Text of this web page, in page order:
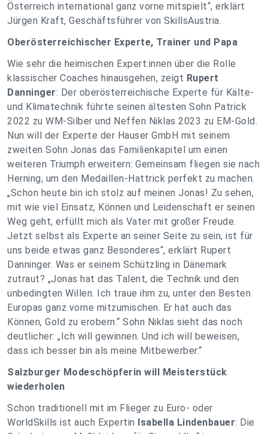
Österreich international ganz vorne mitspielt“, erklärt
Jürgen Kraft, Geschäftsführer von SkillsAustria.
Oberösterreichischer Experte, Trainer und Papa
Wie sehr die heimischen Expert:innen über die Rolle
klassischer Coaches hinausgehen, zeigt Rupert
Danninger: Der oberösterreichische Experte für Kälte-
und Klimatechnik führte seinen ältesten Sohn Patrick
2022 zu WM-Silber und Neffen Niklas 2023 zu EM-Gold.
Nun will der Experte der Hauser GmbH mit seinem
zweiten Sohn Jonas das Familienkapitel um einen
weiteren Triumph erweitern: Gemeinsam fliegen sie nach
Herning, um den Medaillen-Hattrick perfekt zu machen.
„Schon heute bin ich stolz auf meinen Jonas! Zu sehen,
mit wie viel Einsatz, Können und Leidenschaft er seinen
Weg geht, erfüllt mich als Vater mit großer Freude.
Jetzt selbst als Experte an seiner Seite zu sein, ist für
uns beide etwas ganz Besonderes“, erklärt Rupert
Danninger. Was er seinem Schützling in Dänemark
zutraut? „Jonas hat das Talent, die Technik und den
unbedingten Willen. Ich traue ihm zu, unter den Besten
Europas ganz vorne mitzumischen. Er hat auch das
Können, Gold zu erobern.“ Sohn Niklas sieht das noch
deutlicher: „Ich will gewinnen. Und ich will beweisen,
dass ich besser bin als meine Mitbewerber.“
Salzburger Modeschöpferin will Meisterstück
wiederholen
Schon traditionell mit im Flieger zu Euro- oder
WorldSkills ist auch Expertin Isabella Lindenbauer: Die